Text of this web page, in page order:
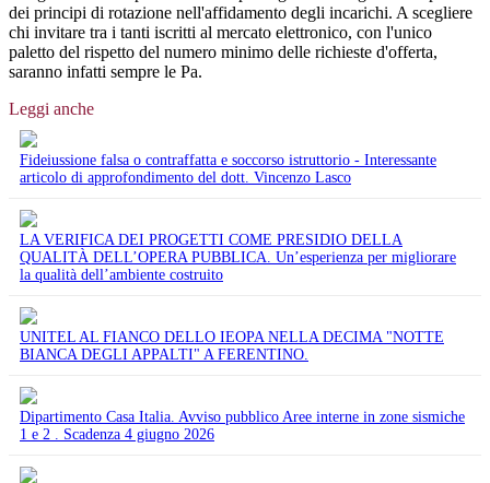
dei principi di rotazione nell'affidamento degli incarichi. A scegliere
chi invitare tra i tanti iscritti al mercato elettronico, con l'unico
paletto del rispetto del numero minimo delle richieste d'offerta,
saranno infatti sempre le Pa.
Leggi anche
Fideiussione falsa o contraffatta e soccorso istruttorio - Interessante
articolo di approfondimento del dott. Vincenzo Lasco
LA VERIFICA DEI PROGETTI COME PRESIDIO DELLA
QUALITÀ DELL’OPERA PUBBLICA. Un’esperienza per migliorare
la qualità dell’ambiente costruito
UNITEL AL FIANCO DELLO IEOPA NELLA DECIMA "NOTTE
BIANCA DEGLI APPALTI" A FERENTINO.
Dipartimento Casa Italia. Avviso pubblico Aree interne in zone sismiche
1 e 2 . Scadenza 4 giugno 2026